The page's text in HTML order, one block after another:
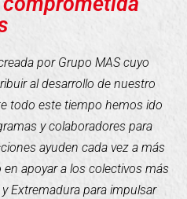
por Grupo MAS cuyo
al desarrollo de nuestro
todo este tiempo hemos ido
y colaboradores para
ayuden cada vez a más
apoyar a los colectivos más
Extremadura para impulsar